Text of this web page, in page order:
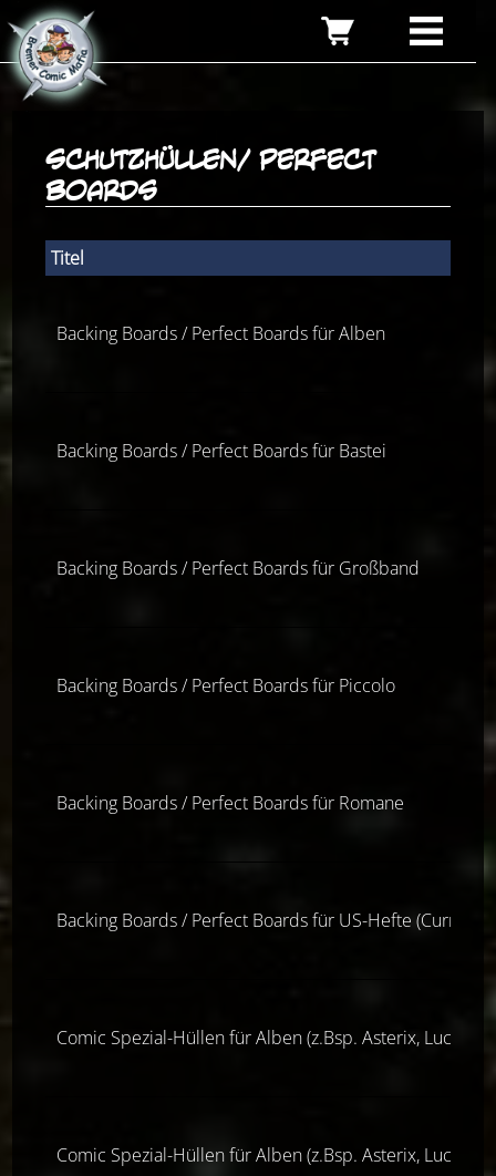
Schutzhüllen/ Perfect
Boards
Titel
Backing Boards / Perfect Boards für Alben
Backing Boards / Perfect Boards für Bastei
Backing Boards / Perfect Boards für Großband
Backing Boards / Perfect Boards für Piccolo
Backing Boards / Perfect Boards für Romane
Backing Boards / Perfect Boards für US-Hefte (Current
Comic Spezial-Hüllen für Alben (z.Bsp. Asterix, Lucky
Comic Spezial-Hüllen für Alben (z.Bsp. Asterix, Lucky